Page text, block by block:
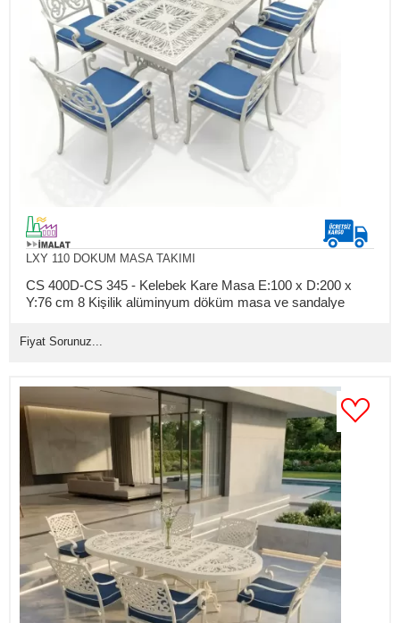
LXY 110 DOKUM MASA TAKIMI
CS 400D-CS 345 - Kelebek Kare Masa E:100 x D:200 x
Y:76 cm 8 Kişilik alüminyum döküm masa ve sandalye
Fiyat Sorunuz...